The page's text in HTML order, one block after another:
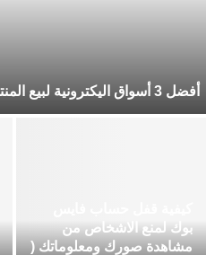
أفضل 3 أسواق اليكترونية لبيع المنتجات مجانا للعرب.
بوك لمنع الاشخاص من
مشاهدة صورك ومعلوماتك (